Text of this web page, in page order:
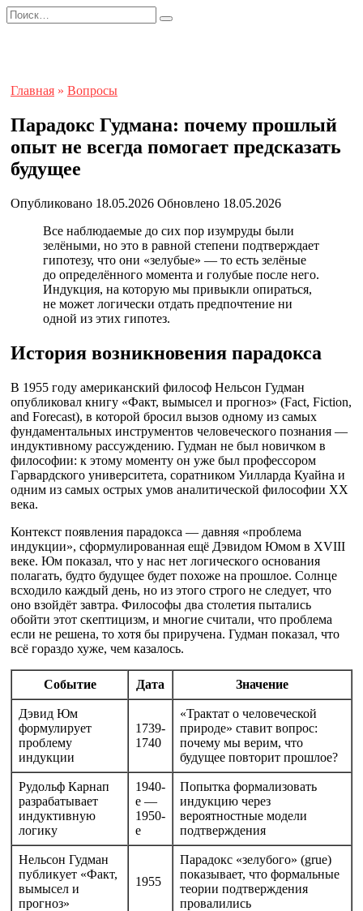
Перейти
к
Search
for:
Главная » Вопросы
Парадокс Гудмана: почему прошлый
опыт не всегда помогает предсказать
будущее
Опубликовано 18.05.2026 Обновлено 18.05.2026
Все наблюдаемые до сих пор изумруды были
зелёными, но это в равной степени подтверждает
гипотезу, что они «зелубые» — то есть зелёные
до определённого момента и голубые после него.
Индукция, на которую мы привыкли опираться,
не может логически отдать предпочтение ни
одной из этих гипотез.
История возникновения парадокса
В 1955 году американский философ Нельсон Гудман
опубликовал книгу «Факт, вымысел и прогноз» (Fact, Fiction,
and Forecast), в которой бросил вызов одному из самых
фундаментальных инструментов человеческого познания —
индуктивному рассуждению. Гудман не был новичком в
философии: к этому моменту он уже был профессором
Гарвардского университета, соратником Уилларда Куайна и
одним из самых острых умов аналитической философии XX
века.
Контекст появления парадокса — давняя «проблема
индукции», сформулированная ещё Дэвидом Юмом в XVIII
веке. Юм показал, что у нас нет логического основания
полагать, будто будущее будет похоже на прошлое. Солнце
всходило каждый день, но из этого строго не следует, что
оно взойдёт завтра. Философы два столетия пытались
обойти этот скептицизм, и многие считали, что проблема
если не решена, то хотя бы приручена. Гудман показал, что
всё гораздо хуже, чем казалось.
Событие Дата Значение
Дэвид Юм
формулирует
проблему
индукции
1739-
1740
«Трактат о человеческой
природе» ставит вопрос:
почему мы верим, что
будущее повторит прошлое?
Рудольф Карнап
разрабатывает
индуктивную
логику
1940-
е —
1950-
е
Попытка формализовать
индукцию через
вероятностные модели
подтверждения
Нельсон Гудман
публикует «Факт,
вымысел и
прогноз»
1955
Парадокс «зелубого» (grue)
показывает, что формальные
теории подтверждения
провалились